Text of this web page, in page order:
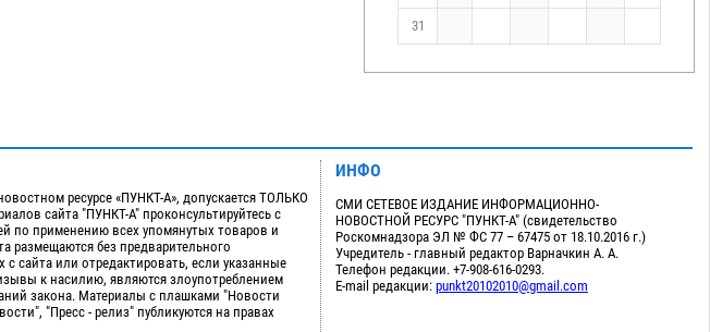
31
ресурсе «ПУНКТ-А», допускается ТОЛЬКО
сайта "ПУНКТ-А" проконсультируйтесь с
по применению всех упомянутых товаров и
размещаются без предварительного
сайта или отредактировать, если указанные
к насилию, являются злоупотреблением
закона. Материалы с плашками "Новости
"Пресс - релиз" публикуются на правах
ИНФО
СМИ СЕТЕВОЕ ИЗДАНИЕ ИНФОРМАЦИОННО-
НОВОСТНОЙ РЕСУРС "ПУНКТ-А" (свидетельство
Роскомнадзора ЭЛ № ФС 77 – 67475 от 18.10.2016 г.)
Учредитель - главный редактор Варначкин А. А.
Телефон редакции. +7-908-616-0293.
E-mail редакции: punkt20102010@gmail.com